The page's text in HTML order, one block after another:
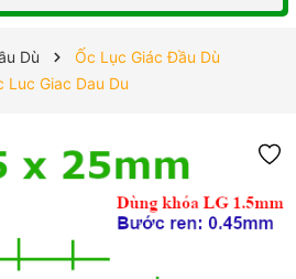
Dù
Ốc Lục Giác Đầu Dù
Giac Dau Du